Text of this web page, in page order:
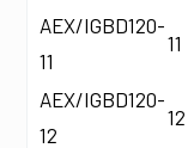
AEX/IGBD120-
11
11
AEX/IGBD120-
12
12